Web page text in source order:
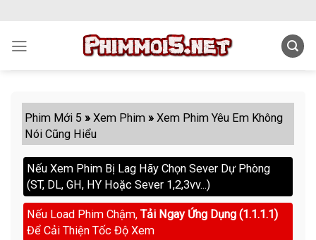
content
Phim Mới 5 »Xem Phim »Xem Phim Yêu Em Không
Nói Cũng Hiểu
Nếu Xem Phim Bị Lag Hãy Chọn Sever Dự Phòng
(ST, DL, GH, HY Hoặc Sever 1,2,3vv...)
Nếu Load Phim Chậm, Tải Ngay Ứng Dụng (1.1.1.1)
Để Cải Thiện Tốc Độ Xem